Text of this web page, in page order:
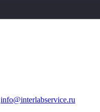
info@interlabservice.ru